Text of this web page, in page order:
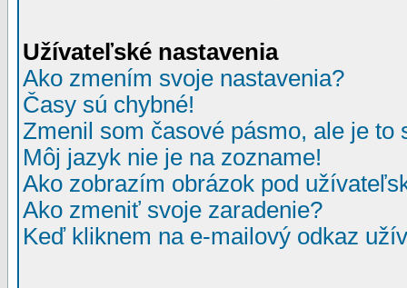
Užívateľské nastavenia
Ako zmením svoje nastavenia?
Časy sú chybné!
Zmenil som časové pásmo, ale je to
Môj jazyk nie je na zozname!
Ako zobrazím obrázok pod
Ako zmeniť svoje zaradenie?
Keď kliknem na e-mailový odkaz